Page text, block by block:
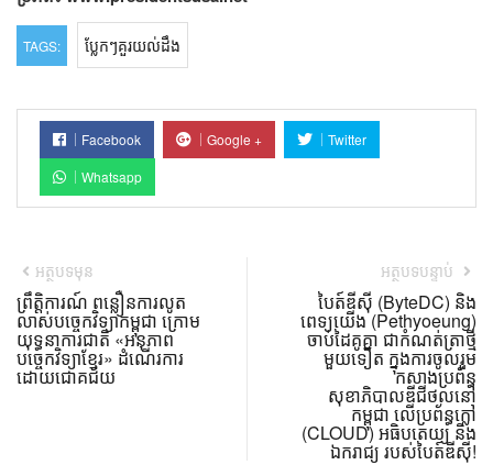
TAGS: ប្លែកៗគួរយល់ដឹង
Facebook Google +
Twitter
Whatsapp
អត្ថបទមុន
ព្រឹត្តិការណ៍ ពន្លឿនការលូត
លាស់បច្ចេកវិទ្យាកម្ពុជា ក្រោម
យុទ្ធនាការជាតិ «អនុភាព
បច្ចេកវិទ្យាខ្មែរ» ដំណើរការ
ដោយជោគជ័យ
អត្ថបទបន្ទាប់
បៃត៍ឌីស៊ី (ByteDC) និង
ពេទ្យយើង (Pethyoeung)
ចាប់ដៃគូគ្នា ជាកំណត់ត្រាថ្មី
មួយទៀត ក្នុងការចូលរួម
កសាងប្រព័ន្ធ
សុខាភិបាលឌីជីថល​នៅ
កម្ពុជា លើប្រព័ន្ធក្លៅ
(CLOUD) អធិបតេយ្យ និង
ឯករាជ្យ របស់បៃត៍ឌីស៊ី!